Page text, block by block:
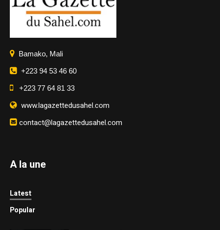
Bamako, Mali
+223 94 53 46 60
+223 77 64 81 33
www.lagazettedusahel.com
contact@lagazettedusahel.com
A la une
Latest
Popular